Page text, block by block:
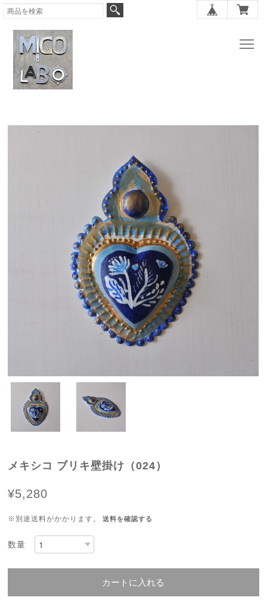
メキシコ ブリキ壁掛け（024）
¥5,280
※別途送料がかかります。 送料を確認する
数量
カートに入れる